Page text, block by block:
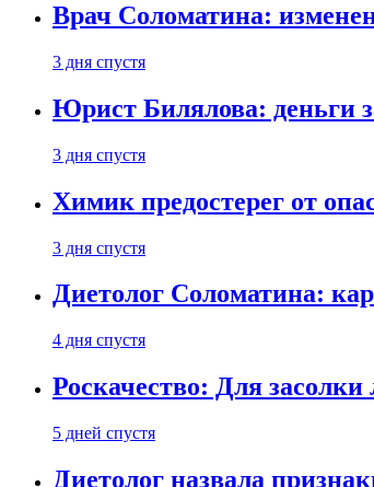
Врач Соломатина:
3 дня спустя
Юрист Билялова: деньги
3 дня спустя
Химик предостерег от
3 дня спустя
Диетолог Соломатина:
4 дня спустя
Роскачество: Для
5 дней спустя
Диетолог назвала